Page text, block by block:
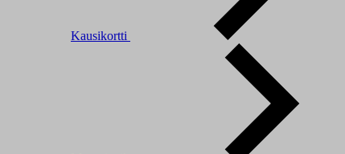
Kausikortti